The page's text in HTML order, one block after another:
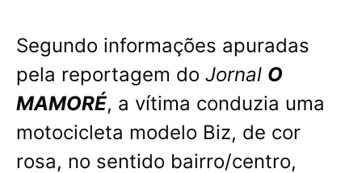
Segundo informações apuradas
pela reportagem do Jornal O
MAMORÉ, a vítima conduzia uma
motocicleta modelo Biz, de cor
rosa, no sentido bairro/centro,